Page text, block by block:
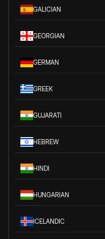
GALICIAN
GEORGIAN
GERMAN
GREEK
GUJARATI
HEBREW
HINDI
HUNGARIAN
ICELANDIC